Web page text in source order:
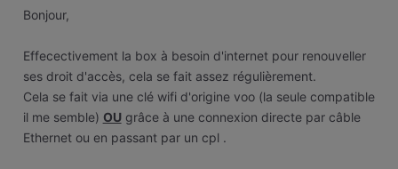
Bonjour,
Effecectivement la box à besoin d'internet pour renouveller
ses droit d'accès, cela se fait assez régulièrement.
Cela se fait via une clé wifi d'origine voo (la seule compatible
il me semble) OUgrâce à une connexion directe par câble
Ethernet ou en passant par un cpl .